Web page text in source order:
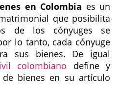
en Colombia es un
que posibilita
de los cónyuges se
lo tanto, cada cónyuge
sus bienes. De igual
colombiano define y
bienes en su artículo